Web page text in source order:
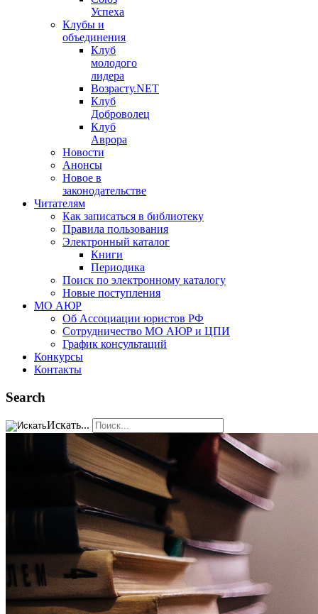
Успеха
Клубы и
объединения
Клуб
молодого
лидера
Возрасту.NET
Клуб
Доброволец
Клуб
Аврора
Новости
Анонсы
Новое в
законодательстве
Читателям
Как записаться в библиотеку
Правила пользования
Электронный каталог
Книги
Периодика
Поиск по электронному каталогу
Новые поступления
МО АЮР
Об Ассоциации юристов РФ
Сотрудничество МО АЮР и ЦПИ
График консультаций
Конкурсы
Контакты
Search
Искать...